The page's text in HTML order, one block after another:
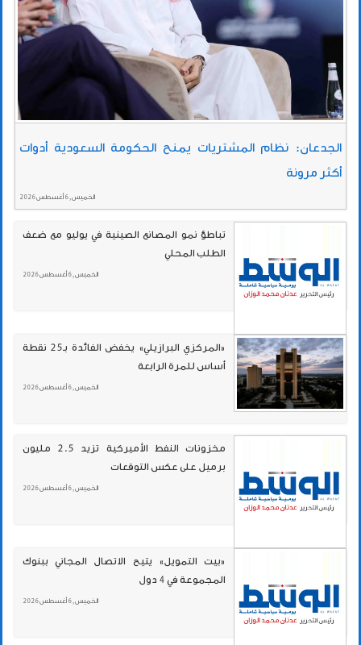
الجدعان: نظام المشتريات يمنح الحكومة السعودية أدوات
أكثر مرونة
الخميس , 6 أغسطس 2026
تباطؤ نمو المصانع الصينية في يوليو مع ضعف
الطلب المحلي
الخميس , 6 أغسطس 2026
«المركزي البرازيلي» يخفض الفائدة بـ25 نقطة
أساس للمرة الرابعة
الخميس , 6 أغسطس 2026
مخزونات النفط الأميركية تزيد 2.5 مليون
برميل على عكس التوقعات
الخميس , 6 أغسطس 2026
«بيت التمويل» يتيح الاتصال المجاني ببنوك
المجموعة في 4 دول
الخميس , 6 أغسطس 2026